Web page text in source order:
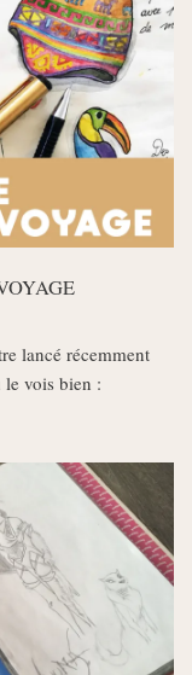
lancé récemment
le vois bien :